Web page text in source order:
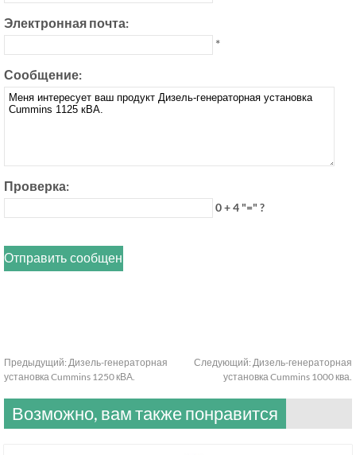
Электронная почта:
*
Сообщение:
Проверка:
0 + 4 "=" ?
Предыдущий: Дизель-генераторная
установка Cummins 1250 кВА.
Следующий: Дизель-генераторная
установка Cummins 1000 ква.
Возможно, вам также понравится